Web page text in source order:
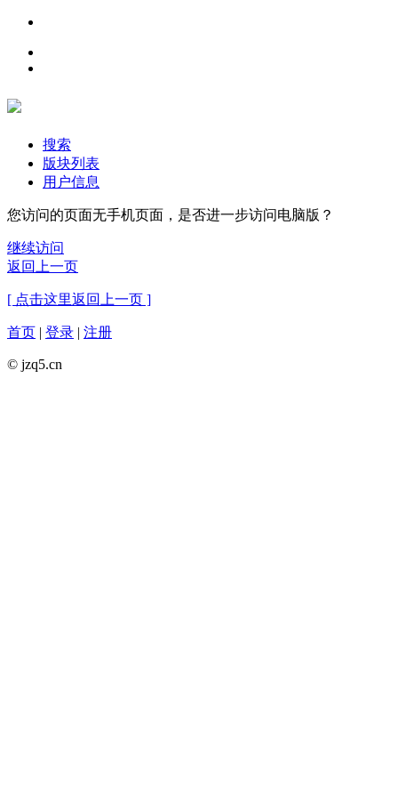
搜索
版块列表
用户信息
您访问的页面无手机页面，是否进一步访问电脑版？
继续访问
返回上一页
[ 点击这里返回上一页 ]
首页 | 登录 | 注册
© jzq5.cn